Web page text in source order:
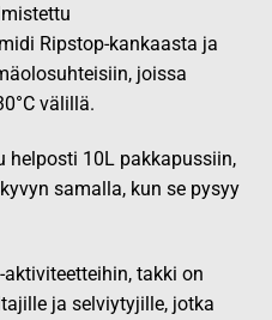
Ripstop-kankaasta ja
joissa
välillä.
helposti 10L pakkapussiin,
samalla, kun se pysyy
takki on
ja selviytyjille, jotka